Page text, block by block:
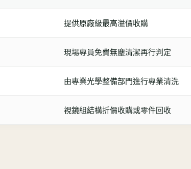
提供原廠級最高溢價收購
現場專員免費無塵清潔再行判定
由專業光學整備部門進行專業清洗
視鏡組結構折價收購或零件回收